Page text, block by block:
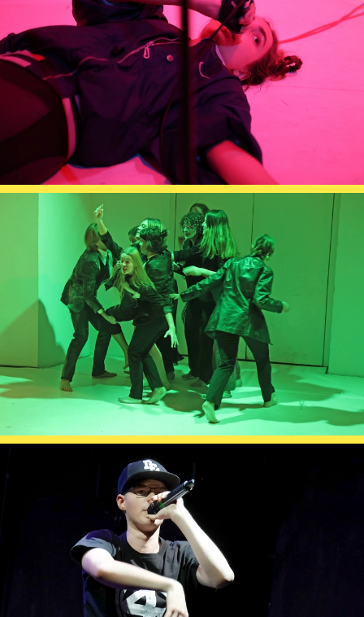
Probenklasse
Theaterklasse
Vorstellungen für pädagogische Institutionen
Angebote für Pädagog*innen
PädagogikClub
Open House
Newsletter für pädagogische Institutionen
DIGITALE BÜHNE
Gl!tch4
Wem gehört die Bühne?
House of Hybrid Rebels
HAUS
Unser Blog
Künstler*innen 2025/26
Bühnen + Studios
Kulturpatenschaft
Partner*innen
20 Jahre Dschungel Wien